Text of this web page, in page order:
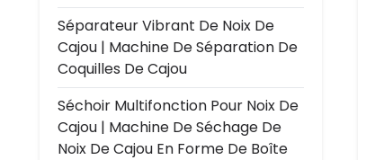
Séparateur Vibrant De Noix De
Cajou | Machine De Séparation De
Coquilles De Cajou
Séchoir Multifonction Pour Noix De
Cajou | Machine De Séchage De
Noix De Cajou En Forme De Boîte